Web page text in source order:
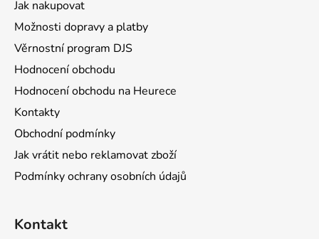
Jak nakupovat
Možnosti dopravy a platby
Věrnostní program DJS
Hodnocení obchodu
Hodnocení obchodu na Heurece
Kontakty
Obchodní podmínky
Jak vrátit nebo reklamovat zboží
Podmínky ochrany osobních údajů
Kontakt